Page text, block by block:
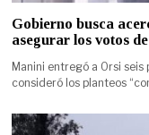
Gobierno busca
asegurar los votos
Manini entregó a Orsi
consideró los planteos